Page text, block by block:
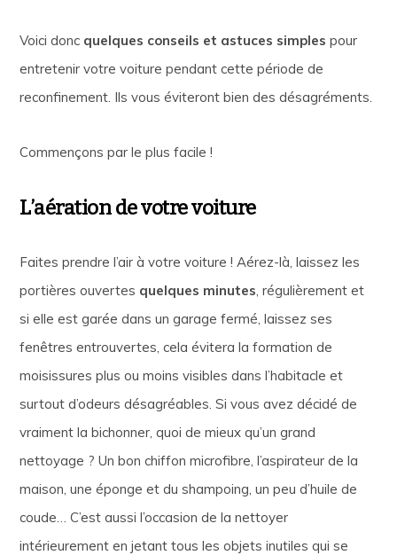
Voici donc quelques conseils et astuces simples pour
entretenir votre voiture pendant cette période de
reconfinement. Ils vous éviteront bien des désagréments.
Commençons par le plus facile !
L’aération de votre voiture
Faites prendre l’air à votre voiture ! Aérez-là, laissez les
portières ouvertes quelques minutes, régulièrement et
si elle est garée dans un garage fermé, laissez ses
fenêtres entrouvertes, cela évitera la formation de
moisissures plus ou moins visibles dans l’habitacle et
surtout d’odeurs désagréables. Si vous avez décidé de
vraiment la bichonner, quoi de mieux qu’un grand
nettoyage ? Un bon chiffon microfibre, l’aspirateur de la
maison, une éponge et du shampoing, un peu d’huile de
coude… C’est aussi l’occasion de la nettoyer
intérieurement en jetant tous les objets inutiles qui se